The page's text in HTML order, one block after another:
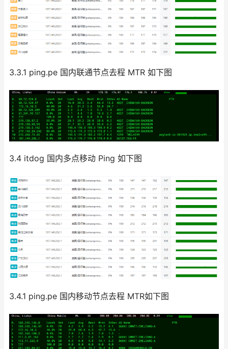
3.3.1 ping.pe 国内联通节点去程 MTR 如下图
3.4 itdog 国内多点移动 Ping 如下图
3.4.1 ping.pe 国内移动节点去程 MTR如下图